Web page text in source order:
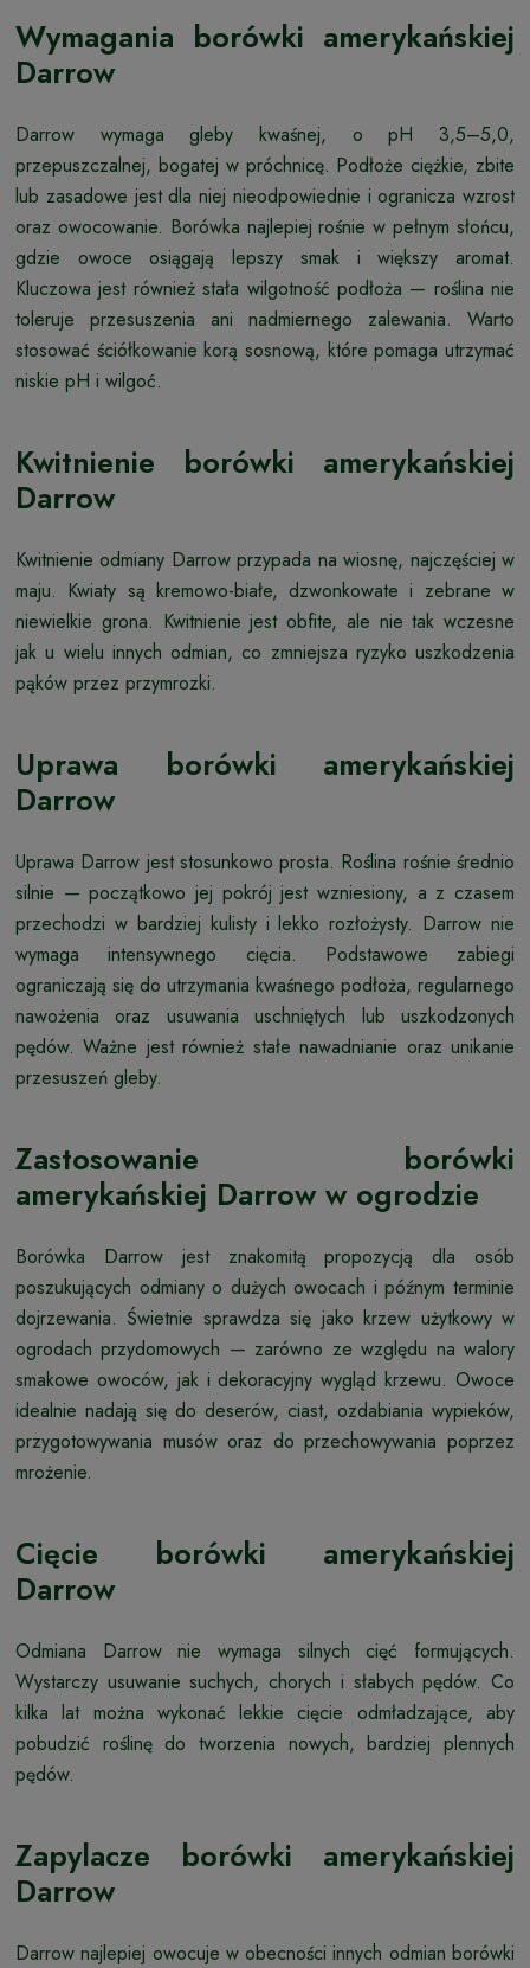
Wymagania borówki amerykańskiej
Darrow
Darrow wymaga gleby kwaśnej, o pH 3,5–5,0,
przepuszczalnej, bogatej w próchnicę. Podłoże ciężkie, zbite
lub zasadowe jest dla niej nieodpowiednie i ogranicza wzrost
oraz owocowanie. Borówka najlepiej rośnie w pełnym słońcu,
gdzie owoce osiągają lepszy smak i większy aromat.
Kluczowa jest również stała wilgotność podłoża — roślina nie
toleruje przesuszenia ani nadmiernego zalewania. Warto
stosować ściółkowanie korą sosnową, które pomaga utrzymać
niskie pH i wilgoć.
Kwitnienie borówki amerykańskiej
Darrow
Kwitnienie odmiany Darrow przypada na wiosnę, najczęściej w
maju. Kwiaty są kremowo-białe, dzwonkowate i zebrane w
niewielkie grona. Kwitnienie jest obfite, ale nie tak wczesne
jak u wielu innych odmian, co zmniejsza ryzyko uszkodzenia
pąków przez przymrozki.
Uprawa borówki amerykańskiej
Darrow
Uprawa Darrow jest stosunkowo prosta. Roślina rośnie średnio
silnie — początkowo jej pokrój jest wzniesiony, a z czasem
przechodzi w bardziej kulisty i lekko rozłożysty. Darrow nie
wymaga intensywnego cięcia. Podstawowe zabiegi
ograniczają się do utrzymania kwaśnego podłoża, regularnego
nawożenia oraz usuwania uschniętych lub uszkodzonych
pędów. Ważne jest również stałe nawadnianie oraz unikanie
przesuszeń gleby.
Zastosowanie borówki
amerykańskiej Darrow w ogrodzie
Borówka Darrow jest znakomitą propozycją dla osób
poszukujących odmiany o dużych owocach i późnym terminie
dojrzewania. Świetnie sprawdza się jako krzew użytkowy w
ogrodach przydomowych — zarówno ze względu na walory
smakowe owoców, jak i dekoracyjny wygląd krzewu. Owoce
idealnie nadają się do deserów, ciast, ozdabiania wypieków,
przygotowywania musów oraz do przechowywania poprzez
mrożenie.
Cięcie borówki amerykańskiej
Darrow
Odmiana Darrow nie wymaga silnych cięć formujących.
Wystarczy usuwanie suchych, chorych i słabych pędów. Co
kilka lat można wykonać lekkie cięcie odmładzające, aby
pobudzić roślinę do tworzenia nowych, bardziej plennych
pędów.
Zapylacze borówki amerykańskiej
Darrow
Darrow najlepiej owocuje w obecności innych odmian borówki